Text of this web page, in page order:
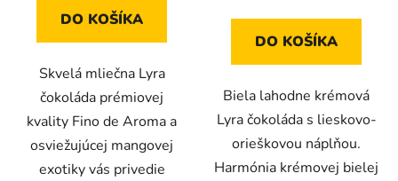
DO KOŠÍKA
Skvelá mliečna Lyra
čokoláda prémiovej
kvality Fino de Aroma a
osviežujúcej mangovej
exotiky vás privedie
DO KOŠÍKA
Biela lahodne krémová
Lyra čokoláda s lieskovo-
orieškovou náplňou.
Harmónia krémovej bielej